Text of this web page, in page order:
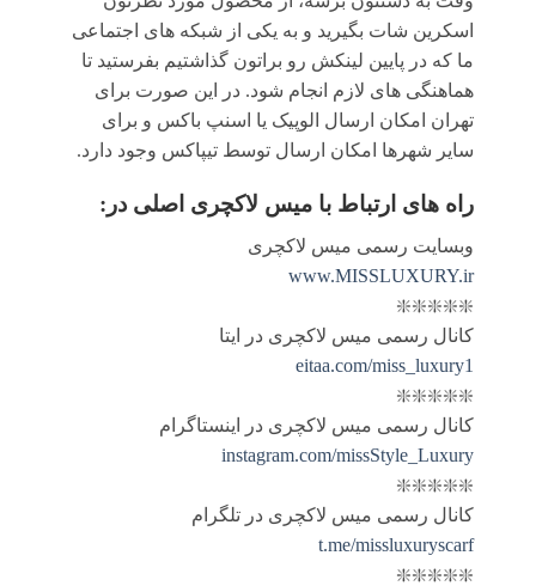
اسکرین شات بگیرید و به یکی از شبکه های اجتماعی
ما که در پایین لینکش رو براتون گذاشتیم بفرستید تا
هماهنگی های لازم انجام شود. در این صورت برای
تهران امکان ارسال الوپیک یا اسنپ باکس و برای
سایر شهرها امکان ارسال توسط تیپاکس وجود دارد.
راه های ارتباط با میس لاکچری اصلی در:
وبسایت رسمی میس لاکچری
www.MISSLUXURY.ir
❇️❇️❇️❇️❇️
کانال رسمی میس لاکچری در ایتا
eitaa.com/miss_luxury1
❇️❇️❇️❇️❇️
کانال رسمی میس لاکچری در اینستاگرام
instagram.com/missStyle_Luxury
❇️❇️❇️❇️❇️
کانال رسمی میس لاکچری در تلگرام
t.me/missluxuryscarf
❇️❇️❇️❇️❇️